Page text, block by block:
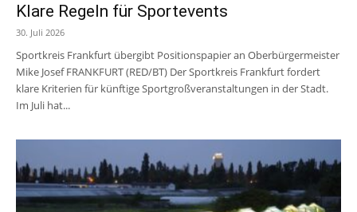
Klare Regeln für Sportevents
30. Juli 2026
Sportkreis Frankfurt übergibt Positionspapier an Oberbürgermeister
Mike Josef FRANKFURT (RED/BT) Der Sportkreis Frankfurt fordert
klare Kriterien für künftige Sportgroßveranstaltungen in der Stadt.
Im Juli hat...